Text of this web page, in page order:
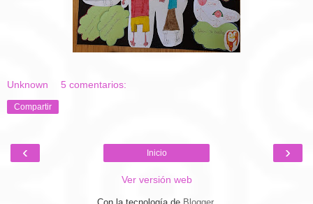
Unknown 5 comentarios:
Compartir
‹ ›
Inicio
Ver versión web